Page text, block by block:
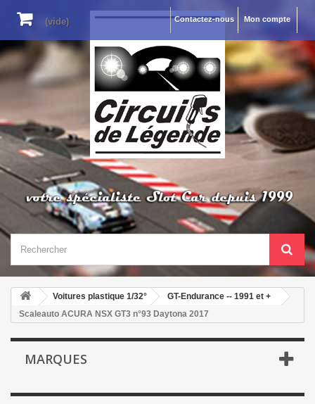
Mon compte
Contactez-nous
(vide)
Voitures plastique 1/32°
GT-Endurance -- 1991 et +
Scaleauto ACURA NSX GT3 n°93 Daytona 2017
MARQUES